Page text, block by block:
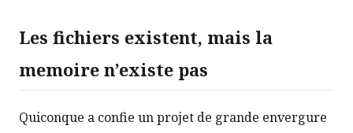
Les fichiers existent, mais la
memoire n’existe pas
Quiconque a confie un projet de grande envergure